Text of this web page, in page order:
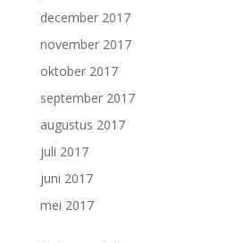
december 2017
november 2017
oktober 2017
september 2017
augustus 2017
juli 2017
juni 2017
mei 2017